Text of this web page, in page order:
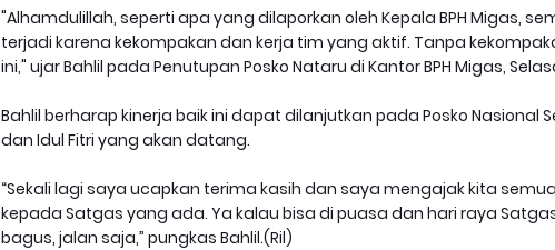
"Alhamdulillah, seperti apa yang dilaporkan oleh Kepala BPH Migas,
terjadi karena kekompakan dan kerja tim yang aktif. Tanpa
ini," ujar Bahlil pada Penutupan Posko Nataru di Kantor BPH Migas,
Bahlil berharap kinerja baik ini dapat dilanjutkan pada Posko Nasional
dan Idul Fitri yang akan datang.
“Sekali lagi saya ucapkan terima kasih dan saya mengajak kita
kepada Satgas yang ada. Ya kalau bisa di puasa dan hari raya
bagus, jalan saja,” pungkas Bahlil.(Ril)